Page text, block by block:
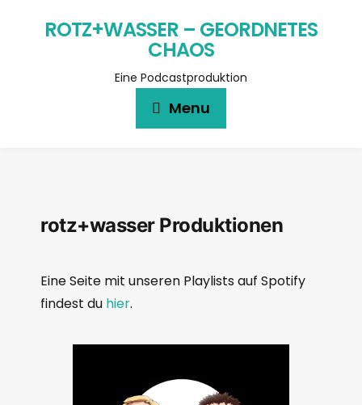
ROTZ+WASSER – GEORDNETES
CHAOS
Eine Podcastproduktion
Menu
rotz+wasser Produktionen
Eine Seite mit unseren Playlists auf Spotify
findest du hier.